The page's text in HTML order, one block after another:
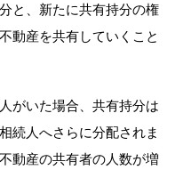
と、新たに共有持分の権
動産を共有していくこと
がいた場合、共有持分は
続人へさらに分配されま
動産の共有者の人数が増